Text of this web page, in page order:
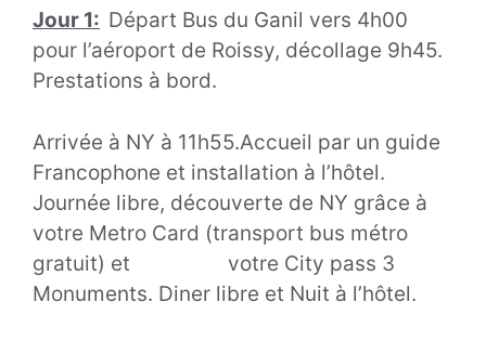
Jour 1: Départ Bus du Ganil vers 4h00
pour l’aéroport de Roissy, décollage 9h45.
Prestations à bord.
Arrivée à NY à 11h55.Accueil par un guide
Francophone et installation à l’hôtel.
Journée libre, découverte de NY grâce à
votre Metro Card (transport bus métro
gratuit) et votre City pass 3
Monuments. Diner libre et Nuit à l’hôtel.